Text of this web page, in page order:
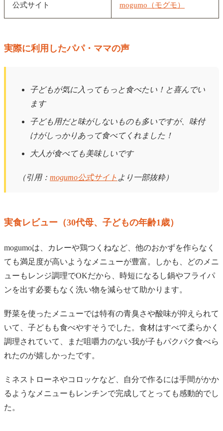
公式サイト mogumo（モグモ）
実際に利用したパパ・ママの声
子どもが気に入ってもっと食べたい！と喜んでい
ます
子ども用だと味がしないものも多いですが、味付
けがしっかりあって食べてくれました！
大人が食べても美味しいです
（引用： mogumo公式サイト より一部抜粋）
実食レビュー（30代母、子どもの年齢1歳）
mogumoは、カレーや鶏つくねなど、他のおかずを作らなく
ても満足度が高いようなメニューが豊富。しかも、どのメニ
ューもレンジ調理でOKだから、時短になるし鍋やフライパ
ンを出す必要もなく洗い物を減らせて助かります。
野菜を使ったメニューでは特有の青臭さや酸味が抑えられて
いて、子どもも食べやすそうでした。食材はすべて柔らかく
調理されていて、まだ咀嚼力のない我が子もパクパク食べら
れたのが嬉しかったです。
ミネストローネやコロッケなど、自分で作るには手間がかか
るようなメニューもレンチンで完成してとっても感動的でし
た。